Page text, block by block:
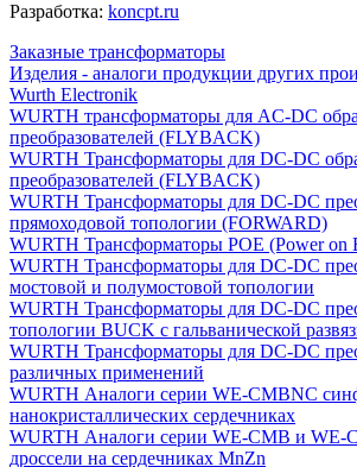
Разработка: koncpt.ru
Заказные трансформаторы
Изделия - аналоги продукции других
Wurth Electronik
WURTH трансформаторы для AC-DC
преобразователей (FLYBACK)
WURTH Трансформаторы для DC-DC
преобразователей (FLYBACK)
WURTH Трансформаторы для DC-DC
прямоходовой топологии (FORWARD)
WURTH Трансформаторы POE (Power on
WURTH Трансформаторы для DC-DC
мостовой и полумостовой топологии
WURTH Трансформаторы для DC-DC
топологии BUCK с гальванической
WURTH Трансформаторы для DC-DC
различных применений
WURTH Аналоги серии WE-CMBNC
нанокристаллических сердечниках
WURTH Аналоги серии WE-CMB и WE-
дроссели на сердечниках MnZn